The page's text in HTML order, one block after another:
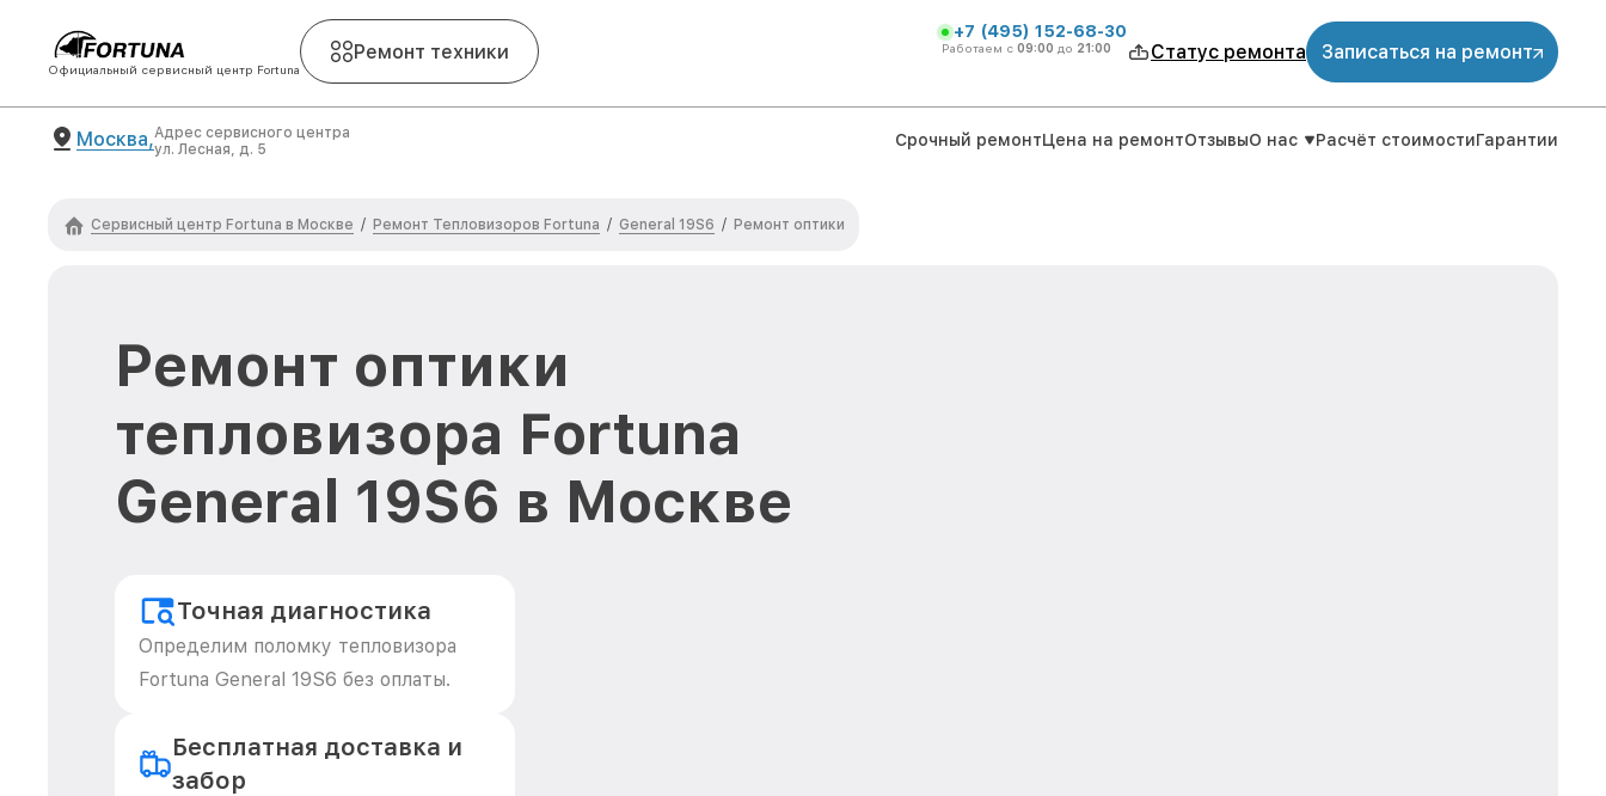
Официальный сервисный центр Fortuna
Ремонт техники
+7 (495) 152-68-30
Работаем с 09:00 до 21:00 Статус ремонта Записаться на ремонт
Москва,Адрес сервисного центра
ул. Лесная, д. 5
Срочный ремонтЦена на ремонтОтзывыО нас Расчёт стоимостиГарантии
Сервисный центр Fortuna в Москве / Ремонт Тепловизоров Fortuna / General 19S6 / Ремонт оптики
Ремонт оптики
тепловизора Fortuna
General 19S6 в Москве
Точная диагностика
Определим поломку тепловизора
Fortuna General 19S6 без оплаты.
Бесплатная доставка и
забор